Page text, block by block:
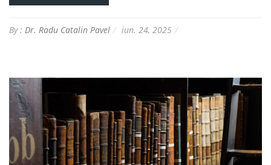
By : Dr. Radu Catalin Pavel iun. 24, 2025